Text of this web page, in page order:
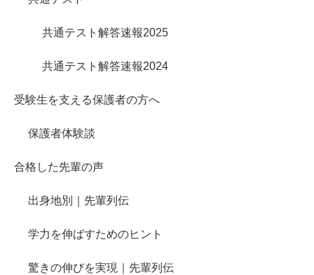
共通テスト解答速報2025
共通テスト解答速報2024
受験生を支える保護者の方へ
保護者体験談
合格した先輩の声
出身地別｜先輩列伝
学力を伸ばすためのヒント
驚きの伸びを実現｜先輩列伝